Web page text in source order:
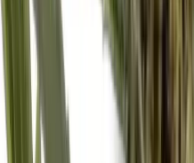
CBD Shops Cannabis Karte